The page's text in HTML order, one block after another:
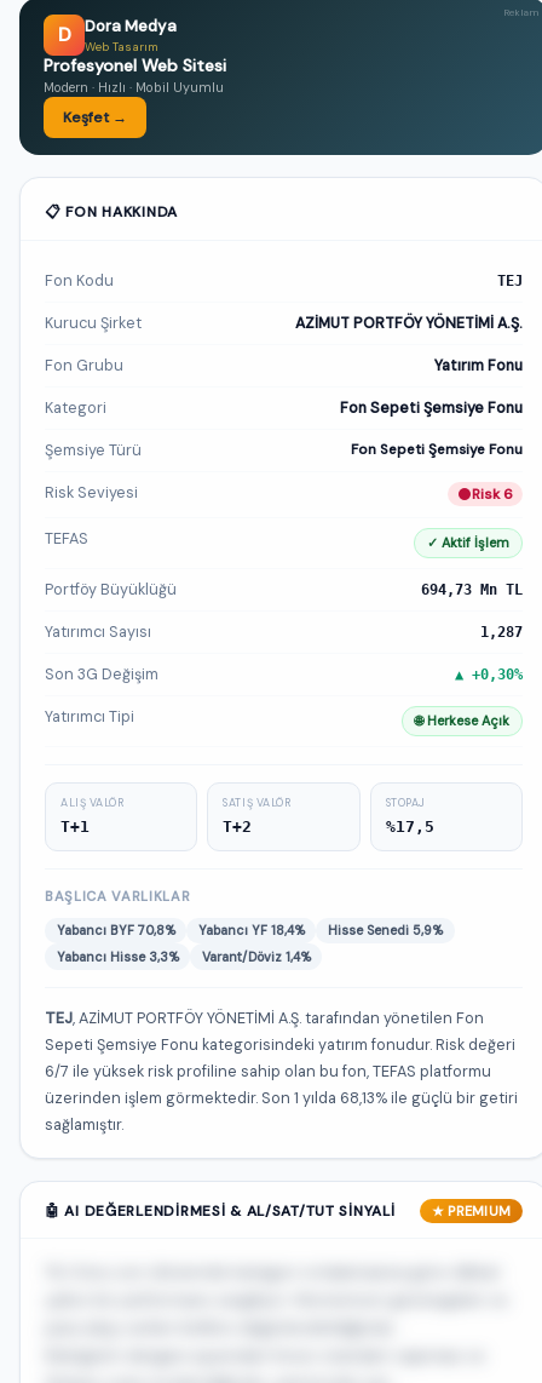
D Dora Medya
Web Tasarım
Profesyonel Web Sitesi
Modern · Hızlı · Mobil Uyumlu
Keşfet →
Reklam
📋 FON HAKKINDA
Fon Kodu TEJ
Kurucu Şirket AZİMUT PORTFÖY YÖNETİMİ A.Ş.
Fon Grubu Yatırım Fonu
Kategori Fon Sepeti Şemsiye Fonu
Şemsiye Türü Fon Sepeti Şemsiye Fonu
Risk Seviyesi Risk 6
TEFAS ✓ Aktif İşlem
Portföy Büyüklüğü 694,73 Mn TL
Yatırımcı Sayısı 1,287
Son 3G Değişim ▲ +0,30%
Yatırımcı Tipi 🌐 Herkese Açık
ALIŞ VALÖR
T+1
SATIŞ VALÖR
T+2
STOPAJ
%17,5
BAŞLICA VARLIKLAR
Yabancı BYF 70,8% Yabancı YF 18,4%
Hisse Senedi 5,9%
Yabancı Hisse 3,3%
Varant/Döviz 1,4%
TEJ, AZİMUT PORTFÖY YÖNETİMİ A.Ş. tarafından yönetilen Fon
Sepeti Şemsiye Fonu kategorisindeki yatırım fonudur. Risk değeri
6/7 ile yüksek risk profiline sahip olan bu fon, TEFAS platformu
üzerinden işlem görmektedir. Son 1 yılda 68,13% ile güçlü bir getiri
sağlamıştır.
🤖 AI DEĞERLENDIRMESI & AL/SAT/TUT SINYALI ★ PREMIUM